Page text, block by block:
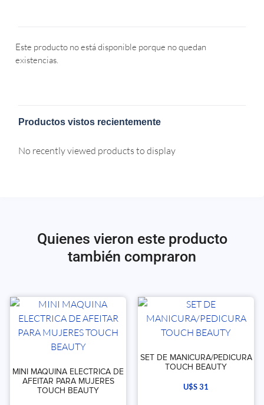
Este producto no está disponible porque no quedan
existencias.
Productos vistos recientemente
No recently viewed products to display
Quienes vieron este producto
también compraron
MINI MAQUINA ELECTRICA DE
AFEITAR PARA MUJERES
TOUCH BEAUTY
SET DE MANICURA/PEDICURA
TOUCH BEAUTY
U$S31